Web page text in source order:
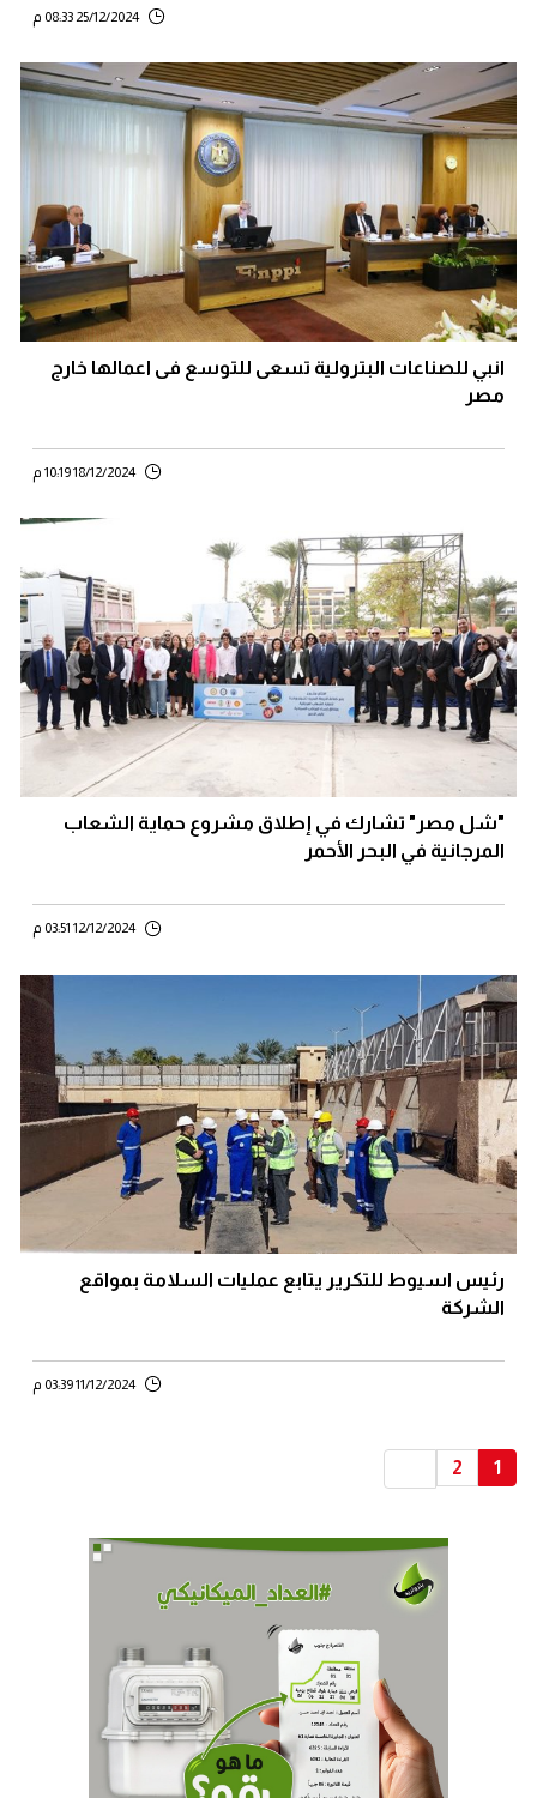
25/12/2024 08:33 م
انبي للصناعات البترولية تسعى للتوسع فى اعمالها خارج
مصر
18/12/2024 10:19 م
"شل مصر" تشارك في إطلاق مشروع حماية الشعاب
المرجانية في البحر الأحمر
12/12/2024 03:51 م
رئيس اسيوط للتكرير يتابع عمليات السلامة بمواقع
الشركة
11/12/2024 03:39 م
1
2